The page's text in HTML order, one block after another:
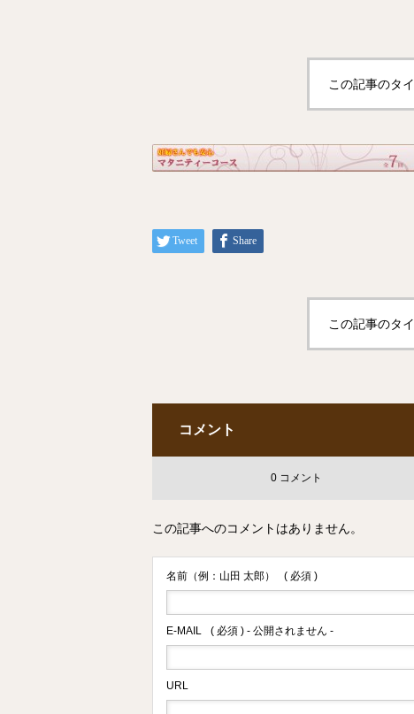
この記事のタ
Tweet Share
この記事のタ
コメント
0 コメント
この記事へのコメントはありません。
名前（例：山田 太郎） ( 必須 )
E-MAIL ( 必須 ) - 公開されません -
URL